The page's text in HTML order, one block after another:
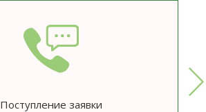
Поступление заявки